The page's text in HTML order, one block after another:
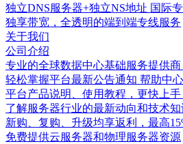
独立DNS服务器+独立NS地址 国际
独享带宽，全透明的端到端专线服务
关于我们
公司介绍
专业的全球数据中心基础服务提供商
轻松掌握平台最新公告通知 帮助中心
平台产品说明、使用教程，更快上手
了解服务器行业的最新动向和技术知
新购、复购、升级均享返利，最高
免费提供云服务器和物理服务器资源